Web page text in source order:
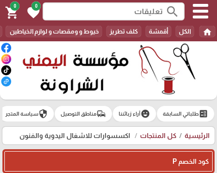
search
0
favorite
0
shopping_cart
home الكل أقمشة كلف تطريز خيوط و ومقصات و لوازم الخياطين
ballotطلباتي السابقة emoji_emotionsآراء زبائننا commuteمناطق التوصيل securityسياسة المتجر
الرئيسية كل المنتجات اكسسوارات للاشغال اليدوية والفنون
كود الخصم P